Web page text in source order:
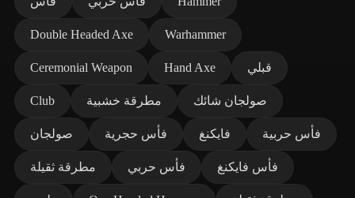
Double Headed Axe Warhammer
Ceremonial Weapon Hand Axe قبلي
Club مطرقة خشبية صولجان شائك
صولجان فأس حجرية فايكنغ فأس حربية
مطرقة ثقيلة فأس حربي فأس فايكنغ